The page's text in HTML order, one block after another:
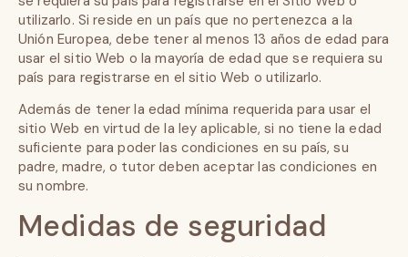
utilizarlo. Si reside en un país que no pertenezca a la
Unión Europea, debe tener al menos 13 años de edad para
usar el sitio Web o la mayoría de edad que se requiera su
país para registrarse en el sitio Web o utilizarlo.
Además de tener la edad mínima requerida para usar el
sitio Web en virtud de la ley aplicable, si no tiene la edad
suficiente para poder las condiciones en su país, su
padre, madre, o tutor deben aceptar las condiciones en
su nombre.
Medidas de seguridad